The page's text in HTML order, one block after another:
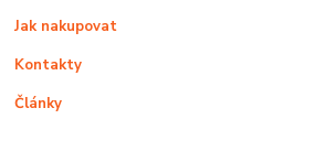
Jak nakupovat
Kontakty
Články